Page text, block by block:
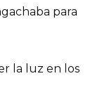
para
la luz en los